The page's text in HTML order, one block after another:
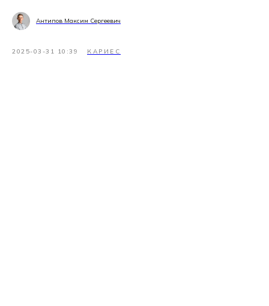
Антипов Максим Сергеевич
2025-03-31 10:39 КАРИЕС